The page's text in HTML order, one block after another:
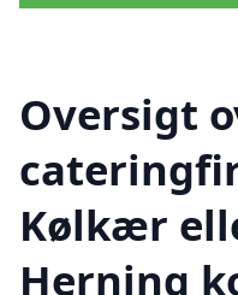
Oversigt
Kølkær
Herning